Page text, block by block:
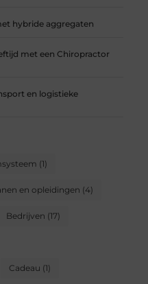
hybride aggregaten
met een Chiropractor
en logistieke
(1)
en opleidingen (4)
Bedrijven (17)
Cadeau (1)